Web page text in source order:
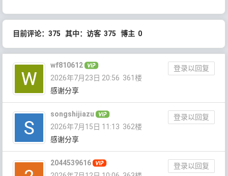
目前评论：375 其中：访客 375 博主 0
wf810612
登录以回复
2026年7月23日 20:56 361楼
感谢分享
songshijiazu
登录以回复
2026年7月15日 11:13 362楼
感谢分享
2044539616
登录以回复